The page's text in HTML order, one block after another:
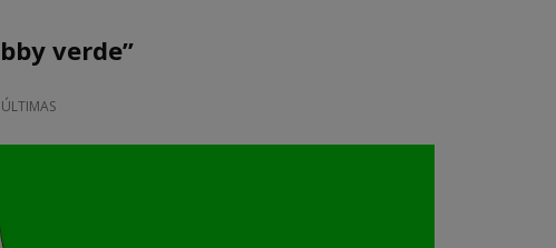
verde”
ÚLTIMAS